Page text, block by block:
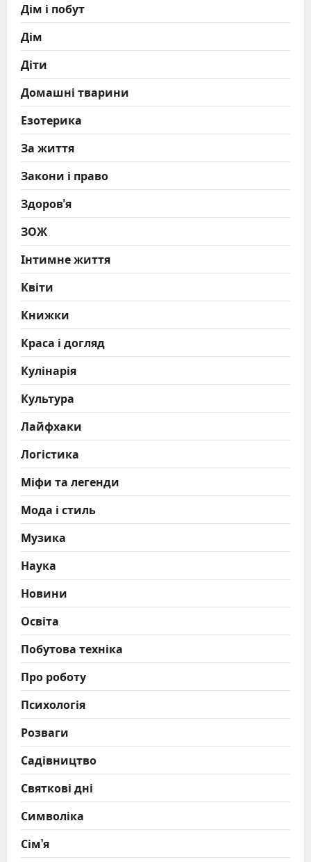
Дім і побут
Дім
Діти
Домашні тварини
Езотерика
За життя
Закони і право
Здоров'я
ЗОЖ
Інтимне життя
Квіти
Книжки
Краса і догляд
Кулінарія
Культура
Лайфхаки
Логістика
Міфи та легенди
Мода і стиль
Музика
Наука
Новини
Освіта
Побутова техніка
Про роботу
Психологія
Розваги
Садівництво
Святкові дні
Символіка
Сім’я